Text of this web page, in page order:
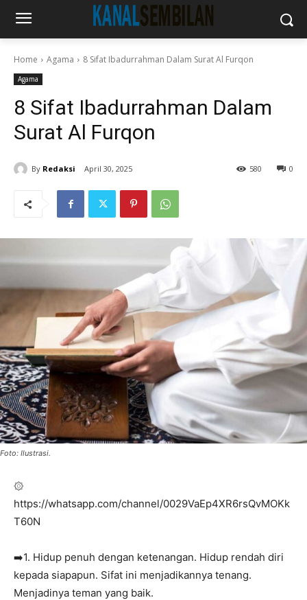
Home Agama 8 Sifat Ibadurrahman Dalam Surat Al Furqon
Agama
8 Sifat Ibadurrahman Dalam
Surat Al Furqon
By Redaksi April 30, 2025 0
580
Foto: Ilustrasi.
۞
https://whatsapp.com/channel/0029VaEp4XR6rsQvMOKk
T60N
➡️1. Hidup penuh dengan ketenangan. Hidup rendah diri
kepada siapapun. Sifat ini menjadikannya tenang.
Menjadinya teman yang baik.